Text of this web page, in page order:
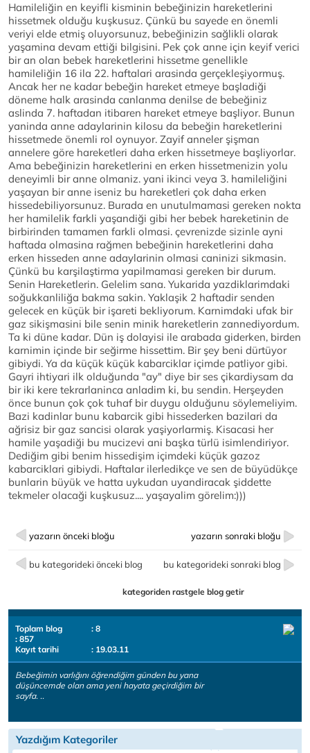
Hamileliğin en keyifli kisminin bebeğinizin hareketlerini
hissetmek olduğu kuşkusuz. Çünkü bu sayede en önemli
veriyi elde etmiş oluyorsunuz, bebeğinizin sağlikli olarak
yaşamina devam ettiği bilgisini. Pek çok anne için keyif verici
bir an olan bebek hareketlerini hissetme genellikle
hamileliğin 16 ila 22. haftalari arasinda gerçekleşiyormuş.
Ancak her ne kadar bebeğin hareket etmeye başladiği
döneme halk arasinda canlanma denilse de bebeğiniz
aslinda 7. haftadan itibaren hareket etmeye başliyor. Bunun
yaninda anne adaylarinin kilosu da bebeğin hareketlerini
hissetmede önemli rol oynuyor. Zayif anneler şişman
annelere göre hareketleri daha erken hissetmeye başliyorlar.
Ama bebeğinizin hareketlerini en erken hissetmenizin yolu
deneyimli bir anne olmaniz. yani ikinci veya 3. hamileliğini
yaşayan bir anne iseniz bu hareketleri çok daha erken
hissedebiliyorsunuz. Burada en unutulmamasi gereken nokta
her hamilelik farkli yaşandiği gibi her bebek hareketinin de
birbirinden tamamen farkli olmasi. çevrenizde sizinle ayni
haftada olmasina rağmen bebeğinin hareketlerini daha
erken hisseden anne adaylarinin olmasi caninizi sikmasin.
Çünkü bu karşilaştirma yapilmamasi gereken bir durum.
Senin Hareketlerin. Gelelim sana. Yukarida yazdiklarimdaki
soğukkanliliğa bakma sakin. Yaklaşik 2 haftadir senden
gelecek en küçük bir işareti bekliyorum. Karnimdaki ufak bir
gaz sikişmasini bile senin minik hareketlerin zannediyordum.
Ta ki düne kadar. Dün iş dolayisi ile arabada giderken, birden
karnimin içinde bir seğirme hissettim. Bir şey beni dürtüyor
gibiydi. Ya da küçük küçük kabarciklar içimde patliyor gibi.
Gayri ihtiyari ilk olduğunda "ay" diye bir ses çikardiysam da
bir iki kere tekrarlaninca anladim ki, bu sendin. Herşeyden
önce bunun çok çok tuhaf bir duygu olduğunu söylemeliyim.
Bazi kadinlar bunu kabarcik gibi hissederken bazilari da
ağrisiz bir gaz sancisi olarak yaşiyorlarmiş. Kisacasi her
hamile yaşadiği bu mucizevi ani başka türlü isimlendiriyor.
Dediğim gibi benim hissedişim içimdeki küçük gazoz
kabarciklari gibiydi. Haftalar ilerledikçe ve sen de büyüdükçe
bunlarin büyük ve hatta uykudan uyandiracak şiddette
tekmeler olacaği kuşkusuz.... yaşayalim görelim:)))
yazarın önceki bloğu yazarın sonraki bloğu
bu kategorideki önceki blog bu kategorideki sonraki blog
kategoriden rastgele blog getir
Toplam blog
: 8
: 857
Kayıt tarihi
: 19.03.11
Bebeğimin varlığını öğrendiğim günden bu yana
düşüncemde olan ama yeni hayata geçirdiğim bir
sayfa. ..
Yazdığım Kategoriler